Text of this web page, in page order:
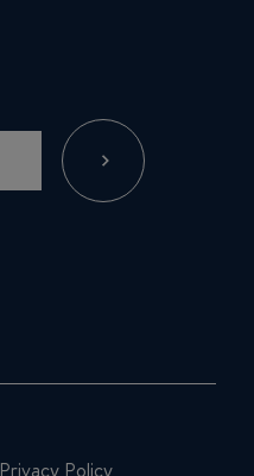
Privacy Policy